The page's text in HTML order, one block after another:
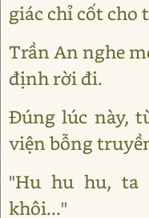
giác chỉ cốt cho
Trần An nghe
định rời đi.
Đúng lúc này,
viện bỗng
"Hu hu hu, ta
khôi..."